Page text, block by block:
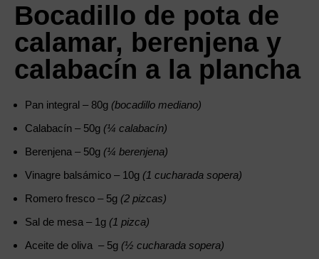
Bocadillo de pota de
calamar, berenjena y
calabacín a la plancha
Pan integral – 80g (bocadillo mediano)
Calabacín – 50g (¼ calabacín)
Berenjena – 50g (¼ berenjena)
Vinagre balsámico – 10g (1 cucharada sopera)
Romero fresco – 5g (2 pizcas)
Sal de mesa – 1g (1 pizca)
Aceite de oliva – 5g (½ cucharada sopera)